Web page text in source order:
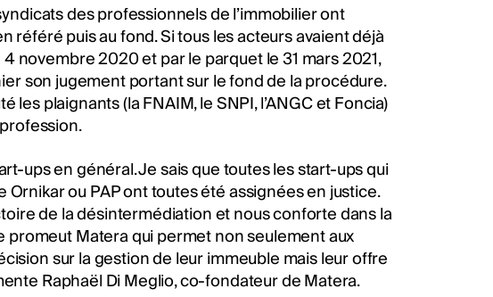
des professionnels de l’immobilier ont
référé puis au fond. Si tous les acteurs avaient déjà
novembre 2020 et par le parquet le 31 mars 2021,
son jugement portant sur le fond de la procédure.
plaignants (la FNAIM, le SNPI, l’ANGC et Foncia)
ups en général. Je sais que toutes les start-ups qui
ou PAP ont toutes été assignées en justice.
de la désintermédiation et nous conforte dans la
promeut Matera qui permet non seulement aux
sur la gestion de leur immeuble mais leur offre
Raphaël Di Meglio, co-fondateur de Matera.